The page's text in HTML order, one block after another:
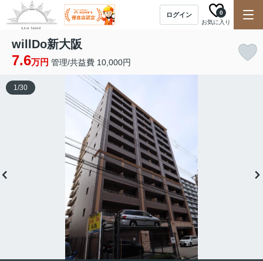
ログイン
お気に入り
0
willDo新大阪
7.6万円 管理/共益費 10,000円
1/30